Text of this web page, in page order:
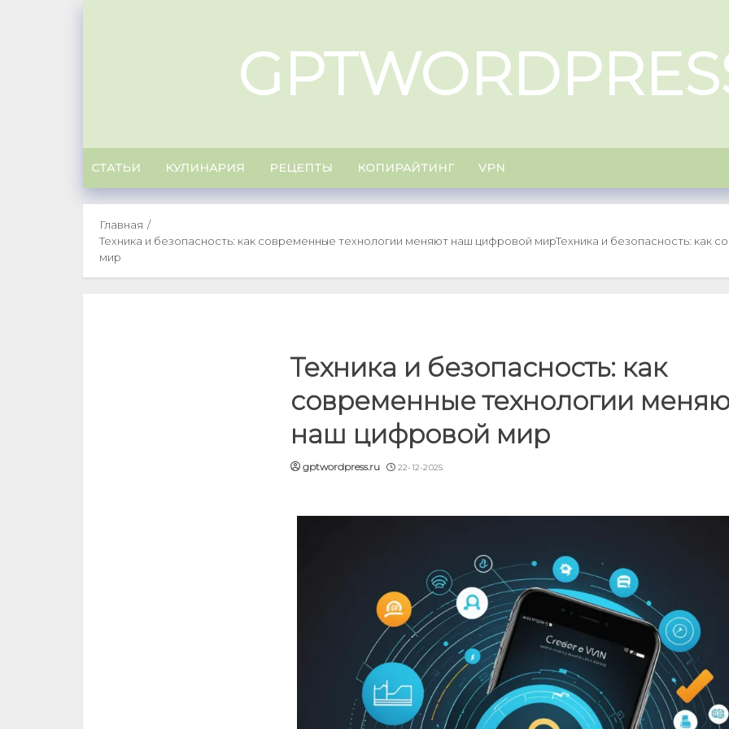
СТАТЬИ КУЛИНАРИЯ РЕЦЕПТЫ КОПИРАЙТИНГ VPN
Главная
Техника и безопасность: как современные технологии меняют наш цифровой мирТехника и безопасность: как
мир
Техника и безопасность: как
современные технологии
наш цифровой мир
gptwordpress.ru 22-12-2025